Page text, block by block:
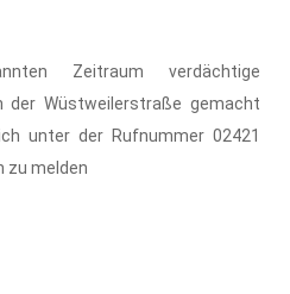
Zeitraum verdächtige
der Wüstweilerstraße gemacht
unter der Rufnummer 02421
zu melden